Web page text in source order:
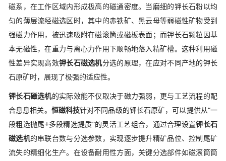
磁系，在工作区域内形成极高的磁通密度。当磨细的钾长石粉以均
匀的薄层流经磁选区时，其中的赤铁矿、黑云母等弱磁性矿物受到
强磁力作用，被迅速吸附在磁滚筒或磁板表面；而钾长石颗粒因基
本无磁性，在重力与离心力作用下顺畅地落入精矿槽。这种利用磁
性差异实现高效钾长石磁选机分选的原理，在应对不同产地的钾长
石原矿时，展现了极强的适应性。
钾长石磁选机的实际效能不仅取决于磁力强弱，更与工艺流程的配
合息息相关。 恒磁科技针对不同品级的钾长石原矿，可以提供从“一
段粗选抛尾+多段精选提质”的灵活工艺组合，通过合理设置钾长石
磁选机的串联台数与分选参数，实现逐步提升精矿品位、控制尾矿
流失的精细化生产。在设备耐用性方面，关键分选部件如磁滚筒筒